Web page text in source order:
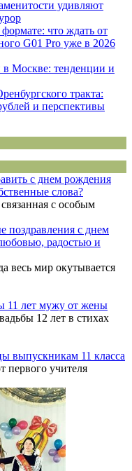
удивляют
что ждать от
G01 Pro уже в 2026
Москве: тенденции и
тракта:
и перспективы
с днем рождения
слова?
с особым
поздравления с днем
радостью и
весь мир окутывается
11 лет мужу от жены
12 лет в стихах
выпускникам 11 класса
первого учителя